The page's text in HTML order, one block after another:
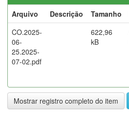
Arquivo
Descrição Tamanho
CO.2025-
06-
25.2025-
07-02.pdf
622,96
kB
Mostrar registro completo do item